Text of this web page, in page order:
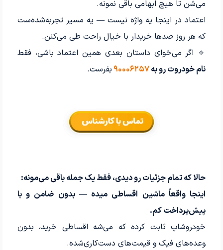
می‌شن تا هیچ ابهامی باقی نمونه.
اعتماد در اینجا یه واژه نیست — یه مسیر تجربه‌شده‌ست
که هر روز صدها خریدار با خیال راحت طی می‌کنن.
🔹 اگر می‌خوای داستان بعدی همین اعتماد باشی، فقط
نام خودروت رو به۹۰۰۰۶۲۵۷ بفرست.
حالا که تمام جزئیات رو دیدی، فقط یک جمله باقی می‌مونه:
اینجا واقعاً ماشین اقساطی میده — بدون ضامن و با
پیش‌پرداخت کم.
خودروشاپ ثابت کرده که می‌شه اقساطی خرید، بدون
وعده‌های فیک و قیمت‌های دست‌کاری‌شده.